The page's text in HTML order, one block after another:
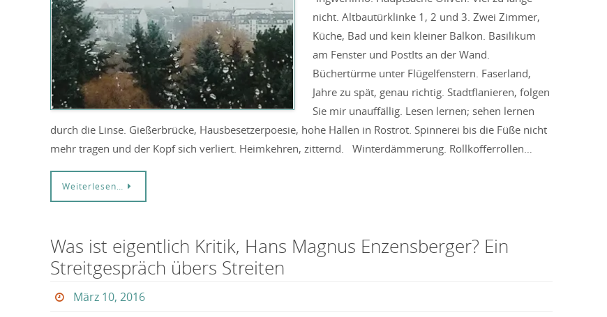
nicht. Altbautürklinke 1, 2 und 3. Zwei Zimmer,
Küche, Bad und kein kleiner Balkon. Basilikum
am Fenster und PostIts an der Wand.
Büchertürme unter Flügelfenstern. Faserland,
Jahre zu spät, genau richtig. Stadtflanieren, folgen
Sie mir unauffällig. Lesen lernen; sehen lernen
durch die Linse. Gießerbrücke, Hausbesetzerpoesie, hohe Hallen in Rostrot. Spinnerei bis die Füße nicht
mehr tragen und der Kopf sich verliert. Heimkehren, zitternd. Winterdämmerung. Rollkofferrollen…
Weiterlesen…
Was ist eigentlich Kritik, Hans Magnus Enzensberger? Ein
Streitgespräch übers Streiten
März 10, 2016